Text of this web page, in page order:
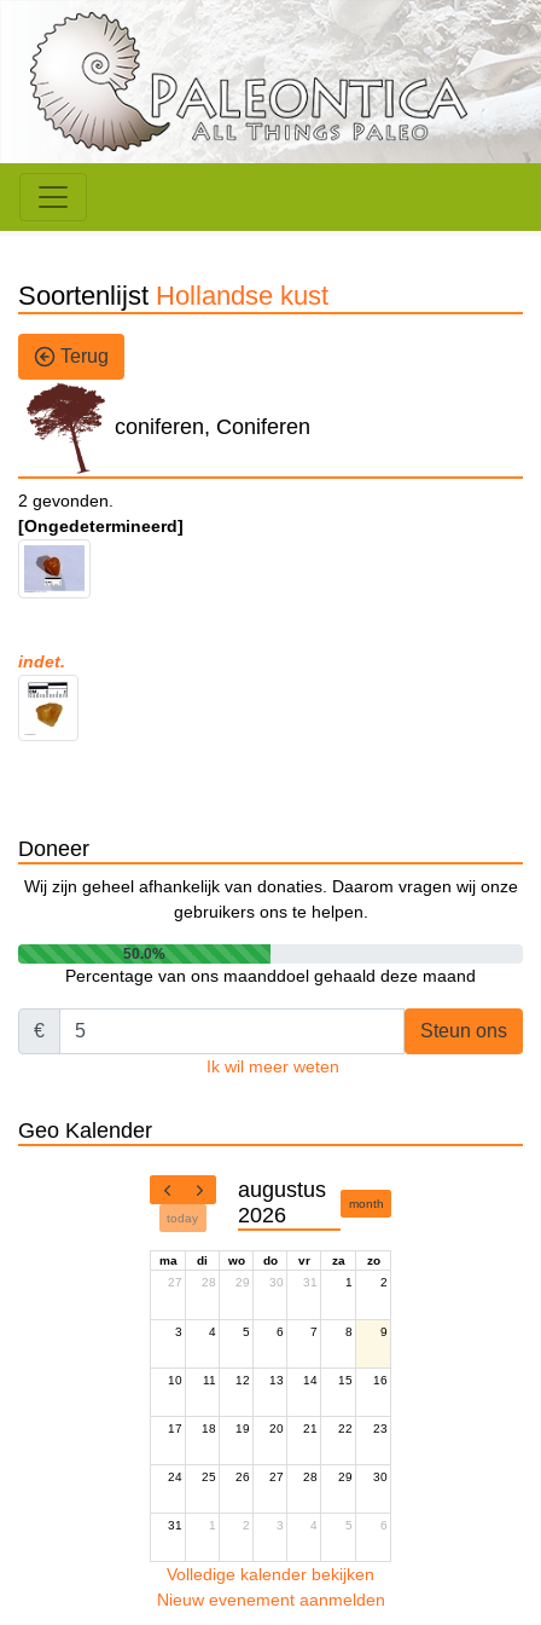
Soortenlijst Hollandse kust
Terug
coniferen, Coniferen
2 gevonden.
[Ongedetermineerd]
indet.
Doneer
Wij zijn geheel afhankelijk van donaties. Daarom vragen wij onze
gebruikers ons te helpen.
50.0%
Percentage van ons maanddoel gehaald deze maand
€ Steun ons
Ik wil meer weten
Geo Kalender
today
augustus
2026
month
ma di wo do vr za
zo
27
28 29 30 31 1 2
3 4 5 6 7 8 9
10 11 12 13 14 15 16
17 18 19 20 21 22 23
24 25 26 27 28 29 30
31 1 2 3 4 5 6
Volledige kalender bekijken
Nieuw evenement aanmelden